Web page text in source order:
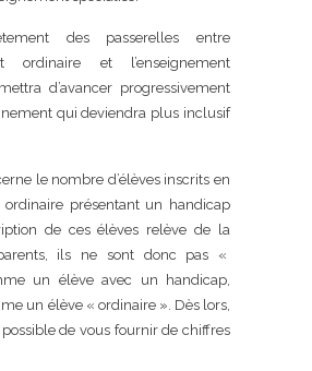
des passerelles entre
ordinaire et l’enseignement
d’avancer progressivement
qui deviendra plus inclusif
le nombre d’élèves inscrits en
ordinaire présentant un handicap
de ces élèves relève de la
ils ne sont donc pas «
un élève avec un handicap,
un élève « ordinaire ». Dès lors,
possible de vous fournir de chiffres